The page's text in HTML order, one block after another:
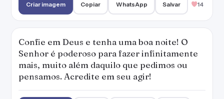
Criar imagem Copiar WhatsApp Salvar 14
Confie em Deus e tenha uma boa noite! O
Senhor é poderoso para fazer infinitamente
mais, muito além daquilo que pedimos ou
pensamos. Acredite em seu agir!